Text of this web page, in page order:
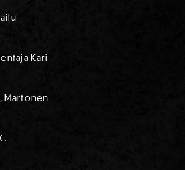
Kari
Martonen